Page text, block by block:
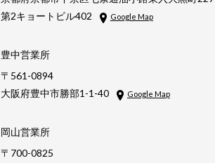
第2キョートビル402
Google Map
豊中営業所
〒561-0894
大阪府豊中市勝部1-1-40
Google Map
岡山営業所
〒700-0825